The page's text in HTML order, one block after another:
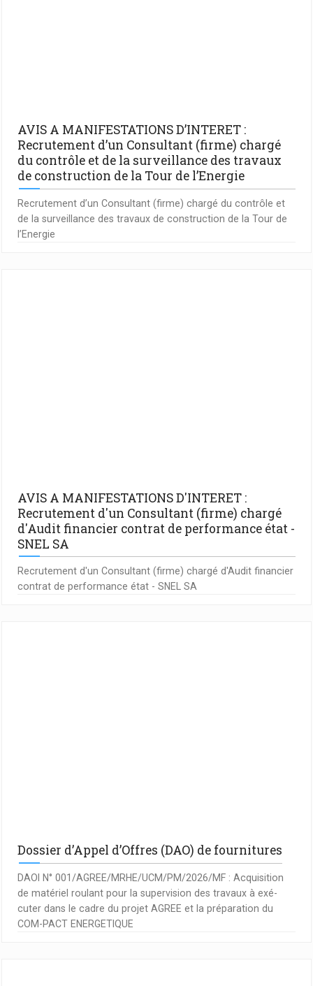
AVIS A MANIFESTATIONS D’INTERET :
Recrutement d’un Consultant (firme) chargé
du contrôle et de la surveillance des travaux
de construction de la Tour de l’Energie
Recrutement d’un Consultant (firme) chargé du contrôle et
de la surveillance des travaux de construction de la Tour de
l’Energie
AVIS A MANIFESTATIONS D'INTERET :
Recrutement d'un Consultant (firme) chargé
d'Audit financier contrat de performance état -
SNEL SA
Recrutement d'un Consultant (firme) chargé d'Audit financier
contrat de performance état - SNEL SA
Dossier d’Appel d’Offres (DAO) de fournitures
DAOI N° 001/AGREE/MRHE/UCM/PM/2026/MF : Acquisition
de matériel roulant pour la supervision des travaux à exé-
cuter dans le cadre du projet AGREE et la préparation du
COM-PACT ENERGETIQUE